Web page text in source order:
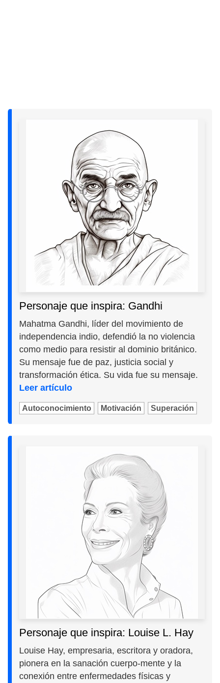
Personaje que inspira: Gandhi
Mahatma Gandhi, líder del movimiento de
independencia indio, defendió la no violencia
como medio para resistir al dominio británico.
Su mensaje fue de paz, justicia social y
transformación ética. Su vida fue su mensaje.
Leer artículo
Autoconocimiento Motivación Superación
Personaje que inspira: Louise L. Hay
Louise Hay, empresaria, escritora y oradora,
pionera en la sanación cuerpo-mente y la
conexión entre enfermedades físicas y